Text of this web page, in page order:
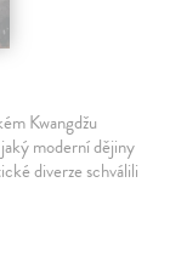
Kwangdžu
moderní dějiny
diverze schválili